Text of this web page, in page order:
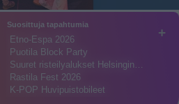
+
Suosittuja tapahtumia
Etno-Espa 2026
Puotila Block Party
Suuret risteilyalukset Helsingin…
Rastila Fest 2026
K-POP Huvipuistobileet